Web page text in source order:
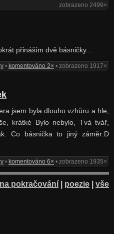
zobrazeno 2499×
přináším dvě básničky...
• komentováno 2× • zobrazeno 1917×
jsem byla dlouho vzhůru a hle,
krátké Bylo nebylo, Tvá tvář,
Co básnička to jiný záměr:D
• komentováno 6× • zobrazeno 1935×
na pokračování poezie |vše